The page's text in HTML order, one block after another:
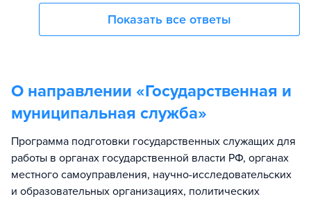
Показать все ответы
О направлении «Государственная и
муниципальная служба»
Программа подготовки государственных служащих для
работы в органах государственной власти РФ, органах
местного самоуправления, научно-исследовательских
и образовательных организациях, политических